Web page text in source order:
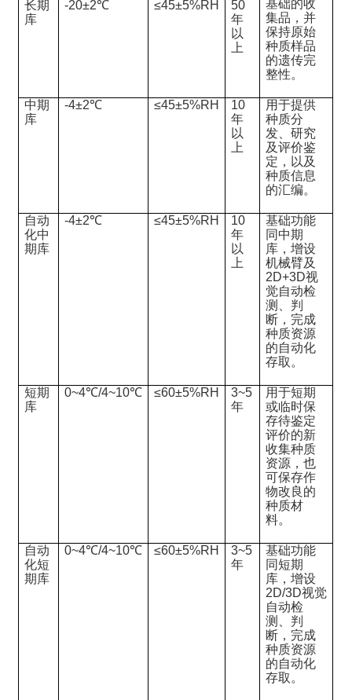
长期
库
-20±2℃ ≤45±5%RH
50
年
以
上
基础的收
集品，并
保持原始
种质样品
的遗传完
整性。
中期
库
-4±2℃ ≤45±5%RH
10
年
以
上
用于提供
种质分
发、研究
及评价鉴
定，以及
种质信息
的汇编。
自动
化中
期库
-4±2℃ ≤45±5%RH
10
年
以
上
基础功能
同中期
库，增设
机械臂及
2D+3D视
觉自动检
测、判
断，完成
种质资源
的自动化
存取。
短期
库
0~4℃/4~10℃ ≤60±5%RH
3~5
年
用于短期
或临时保
存待鉴定
评价的新
收集种质
资源，也
可保存作
物改良的
种质材
料。
自动
化短
期库
0~4℃/4~10℃ ≤60±5%RH
3~5
年
基础功能
同短期
库，增设
2D/3D视觉
自动检
测、判
断，完成
种质资源
的自动化
存取。